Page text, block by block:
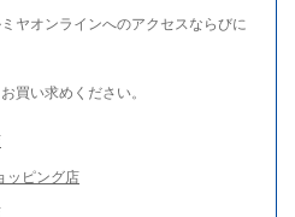
ヤオンラインへのアクセスならびに
買い求めください。
ッピング店